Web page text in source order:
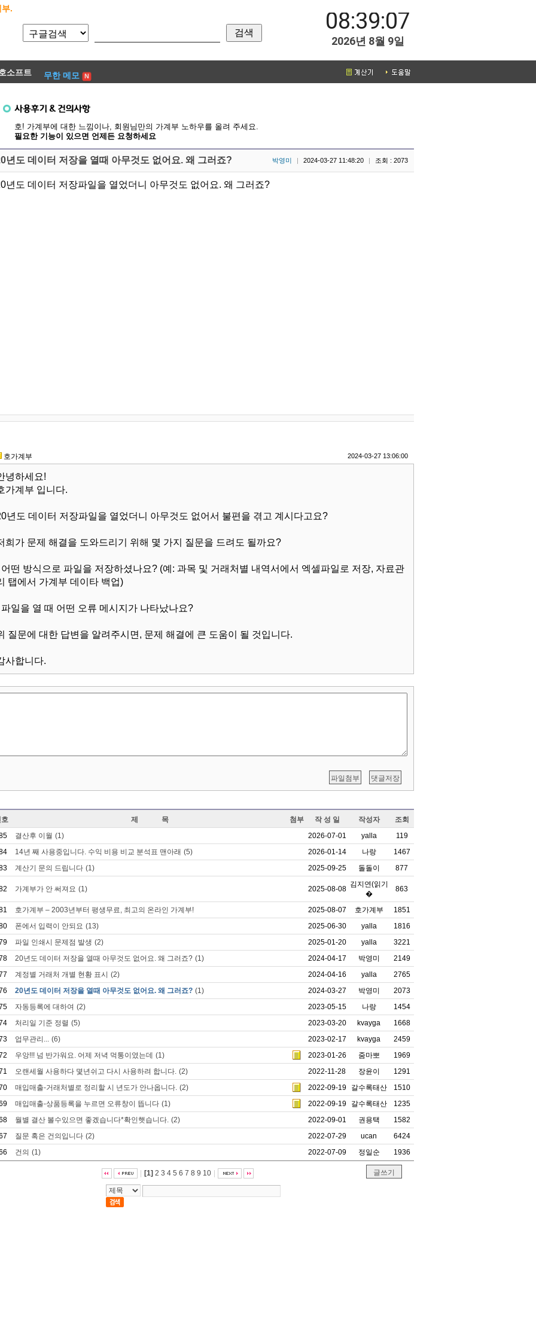
. 08:39:07
2026년 8월 9일
소프트 무한 메모
호! 가계부에 대한 느낌이나, 회원님만의 가계부 노하우를 올려 주세요.
필요한 기능이 있으면 언제든 요청하세요
년도 데이터 저장을 열때 아무것도 없어요. 왜 그러죠? 박영미 | 2024-03-27 11:48:20 | 조회 : 2073
년도 데이터 저장파일을 열었더니 아무것도 없어요. 왜 그러죠?
호가계부 2024-03-27 13:06:00
녕하세요!
가계부 입니다.
년도 데이터 저장파일을 열었더니 아무것도 없어서 불편을 겪고 계시다고요?
희가 문제 해결을 도와드리기 위해 몇 가지 질문을 드려도 될까요?
어떤 방식으로 파일을 저장하셨나요? (예: 과목 및 거래처별 내역서에서 엑셀파일로 저장, 자료관
탭에서 가계부 데이타 백업)
파일을 열 때 어떤 오류 메시지가 나타났나요?
질문에 대한 답변을 알려주시면, 문제 해결에 큰 도움이 될 것입니다.
사합니다.
호 제 목 첨부 작 성 일 작성자
조회
결산후 이월 (1) 2026-07-01 yalla
119
14년 째 사용중입니다. 수익 비용 비교 분석표 맨아래 (5) 2026-01-14 나랑
1467
계산기 문의 드립니다 (1) 2025-09-25 돌돌이 877
가계부가 안 써져요 (1) 2025-08-08
김지연(읽기
�
863
호가계부 – 2003년부터 평생무료, 최고의 온라인 가계부! 2025-08-07 호가계부
1851
폰에서 입력이 안되요 (13) 2025-06-30 yalla
1816
파일 인쇄시 문제점 발생 (2) 2025-01-20 yalla
3221
20년도 데이터 저장을 열때 아무것도 없어요. 왜 그러죠? (1) 2024-04-17 박영미
2149
계정별 거래처 개별 현황 표시 (2) 2024-04-16 yalla
2765
20년도 데이터 저장을 열때 아무것도 없어요. 왜 그러죠? (1) 2024-03-27 박영미
2073
자동등록에 대하여 (2) 2023-05-15 나랑
1454
처리일 기준 정렬 (5) 2023-03-20 kvayga
1668
업무관리... (6) 2023-02-17 kvayga
2459
우앙!!! 넘 반가워요. 어제 저녁 먹통이였는데 (1) 2023-01-26 줌마뽀
1969
오랜세월 사용하다 몇년쉬고 다시 사용하려 합니다. (2) 2022-11-28 장윤이
1291
매입매출-거래처별로 정리할 시 년도가 안나옵니다. (2) 2022-09-19 갈수록태산
1510
매입매출-상품등록을 누르면 오류창이 뜹니다 (1) 2022-09-19 갈수록태산
1235
월별 결산 볼수있으면 좋겠습니다*확인햇습니다. (2) 2022-09-01 권용택
1582
질문 혹은 건의입니다 (2) 2022-07-29 ucan
6424
건의 (1) 2022-07-09 정일순 1936
[1] 2 3 4 5 6 7 8 9 10